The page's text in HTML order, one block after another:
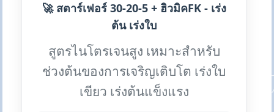
🚀 สตาร์เฟอร์ 30-20-5 + ฮิวมิคFK - เร่ง
ต้น เร่งใบ
สูตรไนโตรเจนสูง เหมาะสำหรับ
ช่วงต้นของการเจริญเติบโต เร่งใบ
เขียว เร่งต้นแข็งแรง